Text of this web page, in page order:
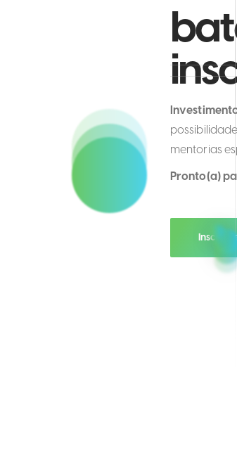
mentorias
Pronto(a)